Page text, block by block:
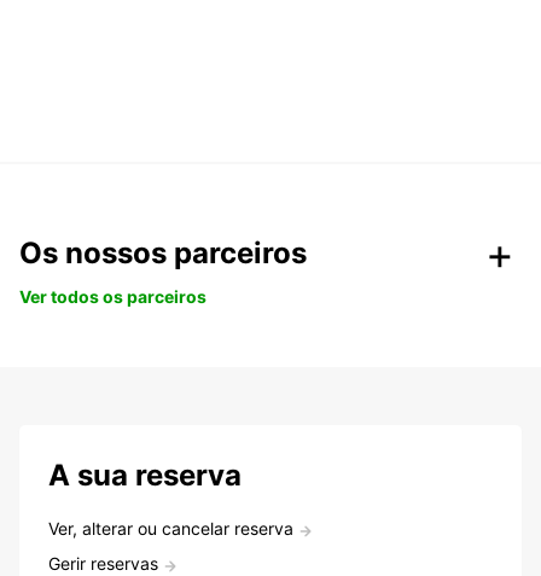
Os nossos parceiros
Ver todos os parceiros
A sua reserva
Ver, alterar ou cancelar reserva
Gerir reservas